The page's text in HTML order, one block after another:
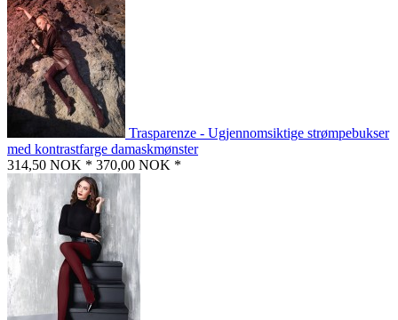
Trasparenze - Ugjennomsiktige strømpebukser
med kontrastfarge damaskmønster
314,50 NOK * 370,00 NOK *